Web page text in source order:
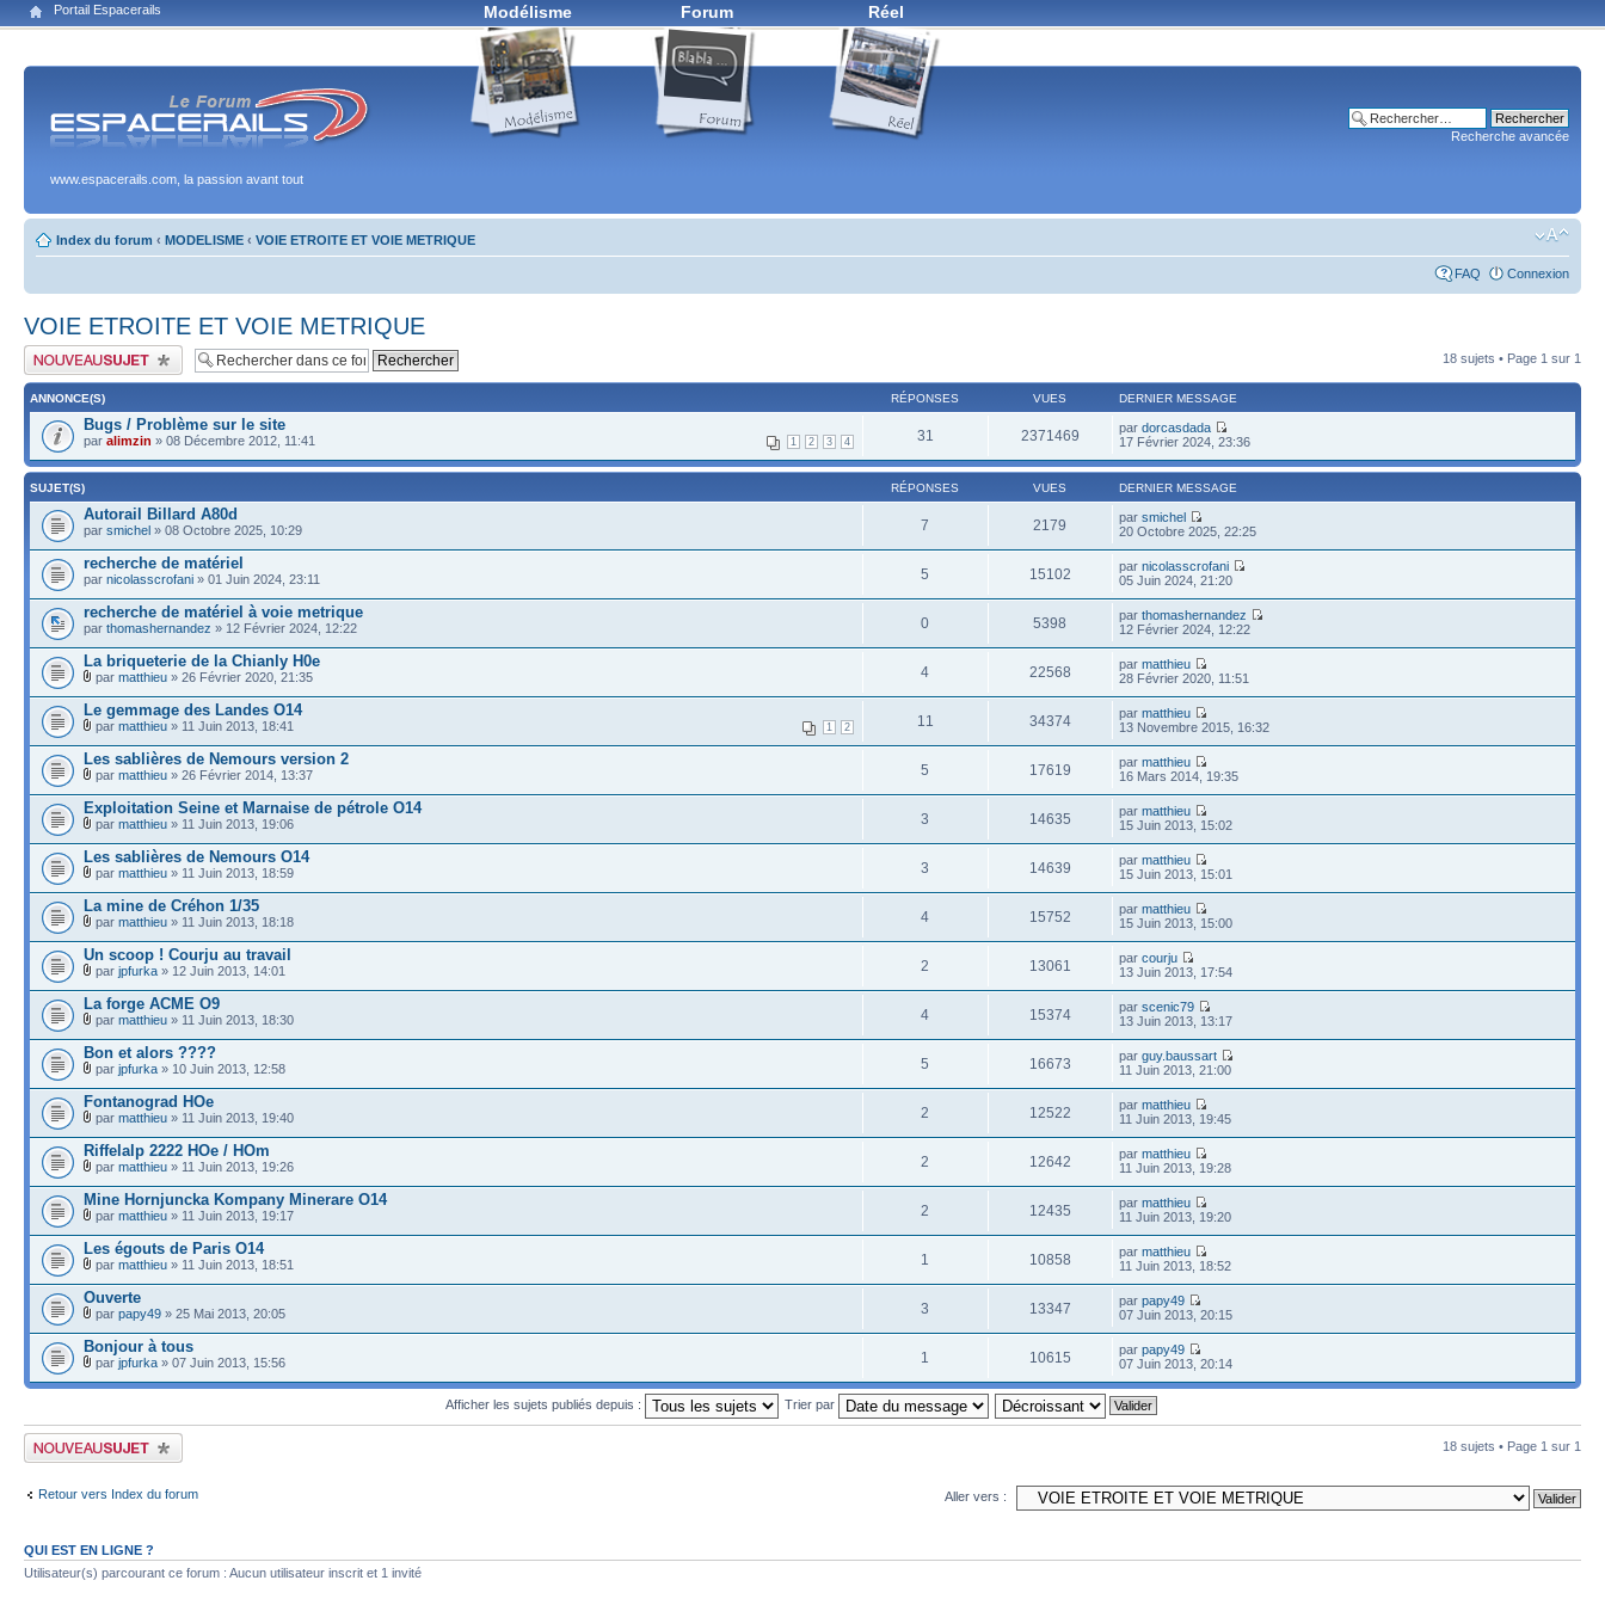
Portail Espacerails Modélisme Forum Réel
www.espacerails.com, la passion avant tout
Recherche avancée
Index du forum ‹ MODELISME ‹ VOIE ETROITE ET VOIE METRIQUE
FAQ Connexion
VOIE ETROITE ET VOIE METRIQUE
Publier un nouveau sujet 18 sujets • Page 1 sur 1
ANNONCE(S) RÉPONSES VUES DERNIER MESSAGE
Bugs / Problème sur le site
1 2 3 4
par alimzin » 08 Décembre 2012, 11:41 31 2371469 pardorcasdada
17 Février 2024, 23:36
SUJET(S) RÉPONSES VUES DERNIER MESSAGE
Autorail Billard A80d
par smichel » 08 Octobre 2025, 10:29 7 2179 parsmichel
20 Octobre 2025, 22:25
recherche de matériel
par nicolasscrofani » 01 Juin 2024, 23:11 5 15102 parnicolasscrofani
05 Juin 2024, 21:20
recherche de matériel à voie metrique
par thomashernandez » 12 Février 2024, 12:22 0 5398 parthomashernandez
12 Février 2024, 12:22
La briqueterie de la Chianly H0e
par matthieu » 26 Février 2020, 21:35 4 22568 parmatthieu
28 Février 2020, 11:51
Le gemmage des Landes O14
1 2
par matthieu » 11 Juin 2013, 18:41 11 34374 parmatthieu
13 Novembre 2015, 16:32
Les sablières de Nemours version 2
par matthieu » 26 Février 2014, 13:37 5 17619 parmatthieu
16 Mars 2014, 19:35
Exploitation Seine et Marnaise de pétrole O14
par matthieu » 11 Juin 2013, 19:06 3 14635 parmatthieu
15 Juin 2013, 15:02
Les sablières de Nemours O14
par matthieu » 11 Juin 2013, 18:59 3 14639 parmatthieu
15 Juin 2013, 15:01
La mine de Créhon 1/35
par matthieu » 11 Juin 2013, 18:18 4 15752 parmatthieu
15 Juin 2013, 15:00
Un scoop ! Courju au travail
par jpfurka » 12 Juin 2013, 14:01 2 13061 parcourju
13 Juin 2013, 17:54
La forge ACME O9
par matthieu » 11 Juin 2013, 18:30 4 15374 parscenic79
13 Juin 2013, 13:17
Bon et alors ????
par jpfurka » 10 Juin 2013, 12:58 5 16673 parguy.baussart
11 Juin 2013, 21:00
Fontanograd HOe
par matthieu » 11 Juin 2013, 19:40 2 12522 parmatthieu
11 Juin 2013, 19:45
Riffelalp 2222 HOe / HOm
par matthieu » 11 Juin 2013, 19:26 2 12642 parmatthieu
11 Juin 2013, 19:28
Mine Hornjuncka Kompany Minerare O14
par matthieu » 11 Juin 2013, 19:17 2 12435 parmatthieu
11 Juin 2013, 19:20
Les égouts de Paris O14
par matthieu » 11 Juin 2013, 18:51 1 10858 parmatthieu
11 Juin 2013, 18:52
Ouverte
par papy49 » 25 Mai 2013, 20:05 3 13347 parpapy49
07 Juin 2013, 20:15
Bonjour à tous
par jpfurka » 07 Juin 2013, 15:56 1 10615 parpapy49
07 Juin 2013, 20:14
Afficher les sujets publiés depuis : Trier par
Publier un nouveau sujet 18 sujets • Page 1 sur 1
Retour vers Index du forum Aller vers :
QUI EST EN LIGNE ?
Utilisateur(s) parcourant ce forum : Aucun utilisateur inscrit et 1 invité